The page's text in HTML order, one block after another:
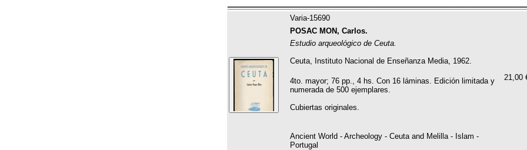
Varia-15690
POSAC MON, Carlos.
21,00
Estudio arqueológico de Ceuta.
Ceuta, Instituto Nacional de Enseñanza Media, 1962.
4to. mayor; 76 pp., 4 hs. Con 16 láminas. Edición limitada y
numerada de 500 ejemplares.
Cubiertas originales.
Ancient World - Archeology - Ceuta and Melilla - Islam -
Portugal